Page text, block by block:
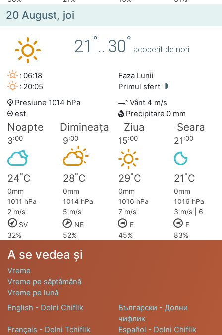
20 August, joi
21 °.. 30°
acoperit de nori
: 06:18
: 20:05
Faza Lunii
Primul sfert
Presiune 1014 hPa
Vânt 4 m/s
est
Precipitare 0 mm
Noapte Dimineața Ziua Seara
3:00 9:00 15:00 21:00
24°C 28°C 29°C 21°C
0mm 0mm 0mm
0mm
1011 hPa
1014 hPa 1016 hPa
1016 hPa
2 m/s
5 m/s 7 m/s
3 m/s | 6
SV
NE E
E
32%
52% 45% 83%
A se vedea și
Vreme
Vreme pe săptămână
Vreme pe lună
English - Dolni Chiflik
Български - Долни
чифлик
Français - Dolni Tchiflik
Español - Dolni Chiflik